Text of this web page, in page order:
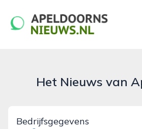
apeldoornsnieuws.nl
Het Nieuws van
Bedrijfsgegevens